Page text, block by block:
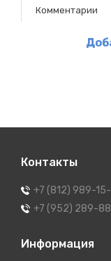
Комментарии
Контакты
+7 (812) 989-
+7 (952) 289-
Информация